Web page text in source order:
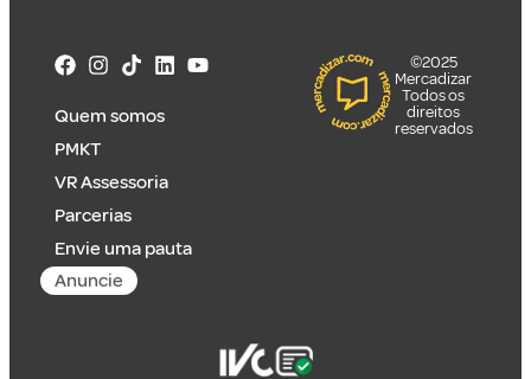
Quem somos
PMKT
VR Assessoria
Parcerias
Envie uma pauta
Anuncie
©2025
Mercadizar
Todos os
direitos
reservados